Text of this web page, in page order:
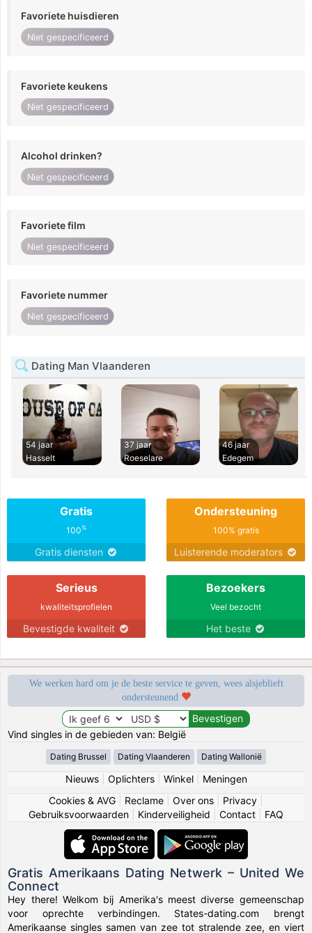
Favoriete huisdieren
Niet gespecificeerd
Favoriete keukens
Niet gespecificeerd
Alcohol drinken?
Niet gespecificeerd
Favoriete film
Niet gespecificeerd
Favoriete nummer
Niet gespecificeerd
Dating Man Vlaanderen
54 jaar
Hasselt
37 jaar
Roeselare
46 jaar
Edegem
Gratis
100%
Gratis diensten
Ondersteuning
100% gratis
Luisterende moderators
Serieus
kwaliteitsprofielen
Bevestigde kwaliteit
Bezoekers
Veel bezocht
Het beste
We werken hard om je de beste service te geven, wees alsjeblieft
ondersteunend
Vind singles in de gebieden van: België
Dating Brussel Dating Vlaanderen Dating Wallonië
Nieuws| Oplichters| Winkel| Meningen
Cookies & AVG
Reclame Over ons Privacy
Gebruiksvoorwaarden
Kinderveiligheid Contact FAQ
Gratis Amerikaans Dating Netwerk – United We
Connect
Hey there! Welkom bij Amerika's meest diverse gemeenschap
voor oprechte verbindingen. States-dating.com brengt
Amerikaanse singles samen van zee tot stralende zee, en viert